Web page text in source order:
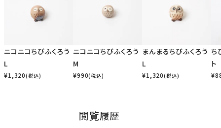
ニコニコちびふくろう
L
¥1,320(税込)
ニコニコちびふくろう
M
¥990(税込)
まんまるちびふくろう
L
¥1,320(税込)
ち
ト
¥
閲覧履歴